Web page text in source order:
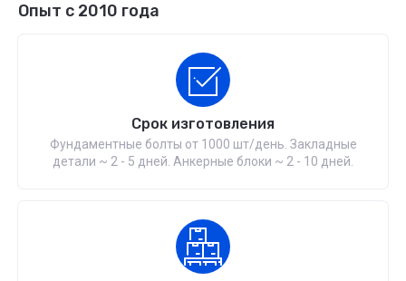
Опыт с 2010 года
Срок изготовления
Фундаментные болты от 1000 шт/день. Закладные
детали ~ 2 - 5 дней. Анкерные блоки ~ 2 - 10 дней.